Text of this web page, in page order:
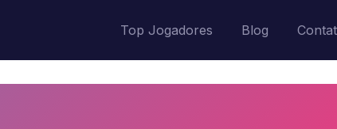
Top Jogadores Blog